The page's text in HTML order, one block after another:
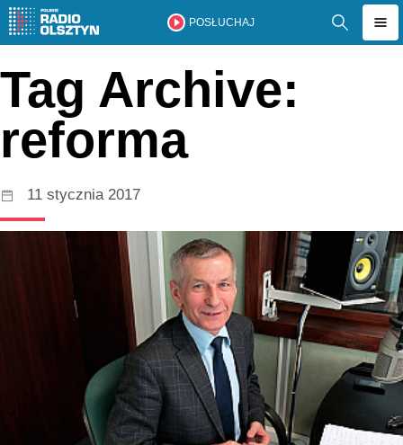
POSŁUCHAJ
Tag Archive:
reforma
11 stycznia 2017